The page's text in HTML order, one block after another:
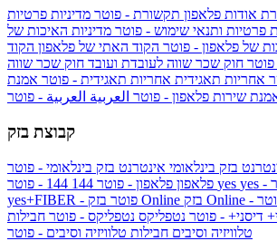
אודות פלאפון תקשורת - פוטר מדיניות פרטיות
פרטיות ותנאי שימוש - פוטר מדיניות האיכות של
של פלאפון - פוטר הקוד האתי של פלאפון הקוד
חוק שכר שווה לעובדת ועובד חוק שכר שווה
אחריות תאגידית אחריות תאגידית - פוטר אמנת
שירות פלאפון - פוטר العربية العربية - פוטר
קבוצת בזק
בזק בינלאומי אינטרנט בזק בינלאומי - פוטר
פלאפון פלאפון - פוטר 144 yes
yes+FIBER - פוטר בזק Online
דיסני+ - פוטר נטפליקס נטפליקס - פוטר חבילות
טלוויזיה וסיבים חבילות טלוויזיה וסיבים - פוטר